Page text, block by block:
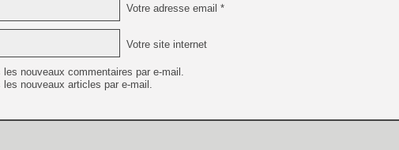
Votre adresse email *
Votre site internet
les nouveaux commentaires par e-mail.
les nouveaux articles par e-mail.